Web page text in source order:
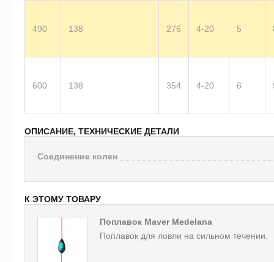
490 138 276 4-20 5
600 138 354 4-20 6
ОПИСАНИЕ, ТЕХНИЧЕСКИЕ ДЕТАЛИ
Соединение колен
К ЭТОМУ ТОВАРУ
Поплавок Maver Medelana
Поплавок для ловли на сильном течении.